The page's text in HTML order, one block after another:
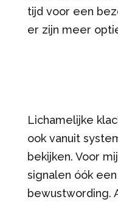
tijd voor een
er zijn meer
Lichamelijke
ook vanuit
bekijken. Voor
signalen óók
bewustwording.